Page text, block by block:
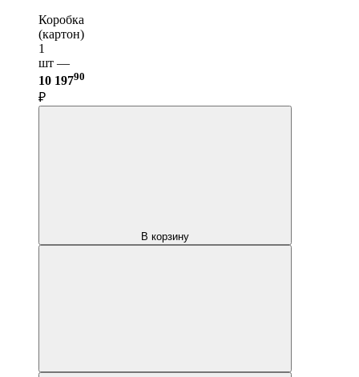
Коробка
(картон)
1
шт —
10 19790
₽
В корзину